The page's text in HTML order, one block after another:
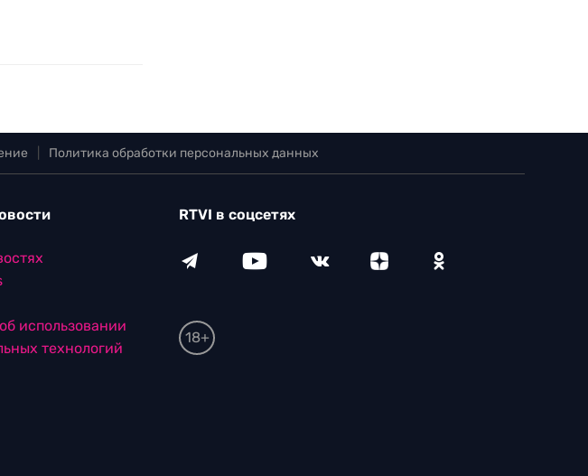
Политика обработки персональных данных
использовании
технологий
RTVI в соцсетях
18+